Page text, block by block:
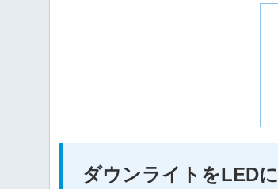
ダウンライトをLEDに